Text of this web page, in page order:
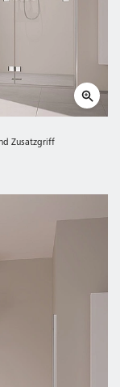
Zusatzgriff